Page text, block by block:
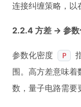
连接纠缠策略，以
2.2.4 方差 -> 参
参数化密度 P
围。高方差意味
数，量子电路需要